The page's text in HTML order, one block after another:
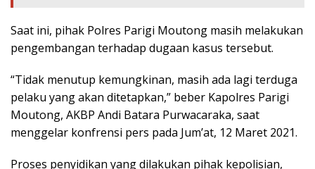
Saat ini, pihak Polres Parigi Moutong masih melakukan
pengembangan terhadap dugaan kasus tersebut.
“Tidak menutup kemungkinan, masih ada lagi terduga
pelaku yang akan ditetapkan,” beber Kapolres Parigi
Moutong, AKBP Andi Batara Purwacaraka, saat
menggelar konfrensi pers pada Jum’at, 12 Maret 2021.
Proses penyidikan yang dilakukan pihak kepolisian,